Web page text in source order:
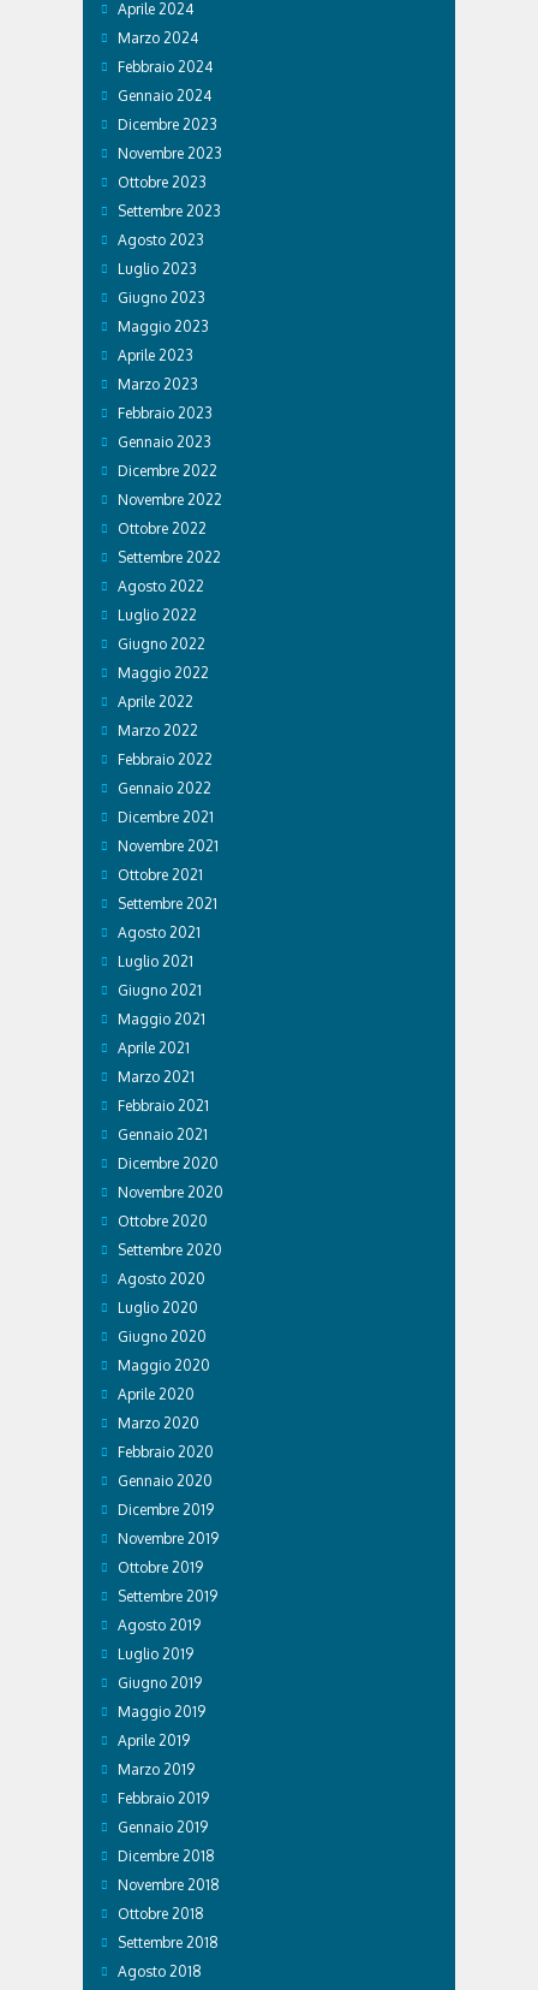
Aprile 2024
Marzo 2024
Febbraio 2024
Gennaio 2024
Dicembre 2023
Novembre 2023
Ottobre 2023
Settembre 2023
Agosto 2023
Luglio 2023
Giugno 2023
Maggio 2023
Aprile 2023
Marzo 2023
Febbraio 2023
Gennaio 2023
Dicembre 2022
Novembre 2022
Ottobre 2022
Settembre 2022
Agosto 2022
Luglio 2022
Giugno 2022
Maggio 2022
Aprile 2022
Marzo 2022
Febbraio 2022
Gennaio 2022
Dicembre 2021
Novembre 2021
Ottobre 2021
Settembre 2021
Agosto 2021
Luglio 2021
Giugno 2021
Maggio 2021
Aprile 2021
Marzo 2021
Febbraio 2021
Gennaio 2021
Dicembre 2020
Novembre 2020
Ottobre 2020
Settembre 2020
Agosto 2020
Luglio 2020
Giugno 2020
Maggio 2020
Aprile 2020
Marzo 2020
Febbraio 2020
Gennaio 2020
Dicembre 2019
Novembre 2019
Ottobre 2019
Settembre 2019
Agosto 2019
Luglio 2019
Giugno 2019
Maggio 2019
Aprile 2019
Marzo 2019
Febbraio 2019
Gennaio 2019
Dicembre 2018
Novembre 2018
Ottobre 2018
Settembre 2018
Agosto 2018